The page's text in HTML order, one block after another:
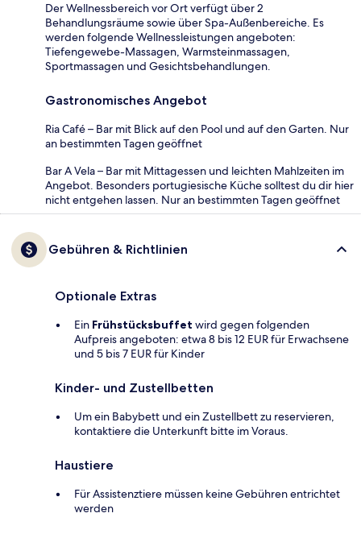
Der Wellnessbereich vor Ort verfügt über 2
Behandlungsräume sowie über Spa-Außenbereiche. Es
werden folgende Wellnessleistungen angeboten:
Tiefengewebe-Massagen, Warmsteinmassagen,
Sportmassagen und Gesichtsbehandlungen.
Gastronomisches Angebot
Ria Café – Bar mit Blick auf den Pool und auf den Garten. Nur
an bestimmten Tagen geöffnet
Bar A Vela – Bar mit Mittagessen und leichten Mahlzeiten im
Angebot. Besonders portugiesische Küche solltest du dir hier
nicht entgehen lassen. Nur an bestimmten Tagen geöffnet
Gebühren & Richtlinien
Optionale Extras
Ein Frühstücksbuffet wird gegen folgenden
Aufpreis angeboten: etwa 8 bis 12 EUR für Erwachsene
und 5 bis 7 EUR für Kinder
Kinder- und Zustellbetten
Um ein Babybett und ein Zustellbett zu reservieren,
kontaktiere die Unterkunft bitte im Voraus.
Haustiere
Für Assistenztiere müssen keine Gebühren entrichtet
werden